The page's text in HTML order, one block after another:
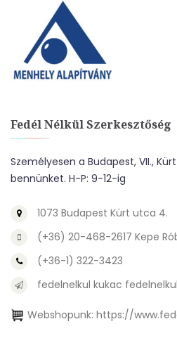
Fedél Nélkül Szerkesztőség
Személyesen a Budapest, VII.,
bennünket. H-P: 9-12-ig
1073 Budapest Kürt utca 4.
(+36) 20-468-2617 Kepe
(+36-1) 322-3423
fedelnelkul kukac
Webshopunk: https://